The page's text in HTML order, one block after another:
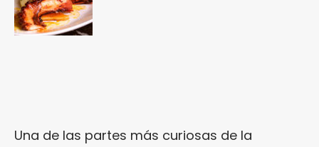
Una de las partes más curiosas de la